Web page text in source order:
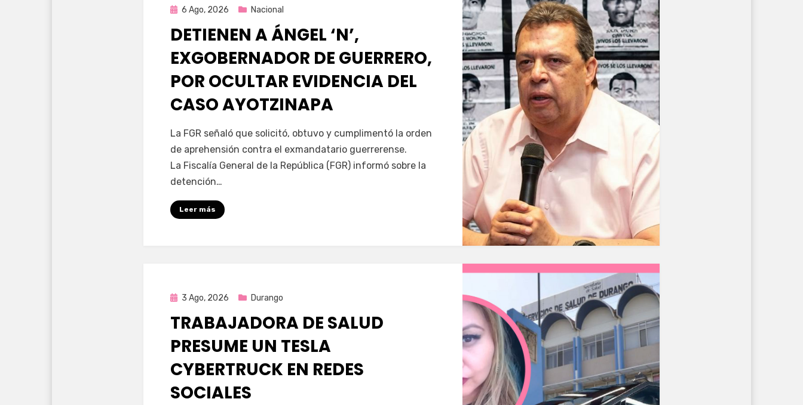
Publicada
6 Ago, 2026 Nacional
DETIENEN A ÁNGEL ‘N’,
EXGOBERNADOR DE GUERRERO,
POR OCULTAR EVIDENCIA DEL
CASO AYOTZINAPA
porFernando Miranda Servín
La FGR señaló que solicitó, obtuvo y cumplimentó la orden
de aprehensión contra el exmandatario guerrerense.
La Fiscalía General de la República (FGR) informó sobre la
detención…
Leer más
Publicada
3 Ago, 2026 Durango
TRABAJADORA DE SALUD
PRESUME UN TESLA
CYBERTRUCK EN REDES
SOCIALES